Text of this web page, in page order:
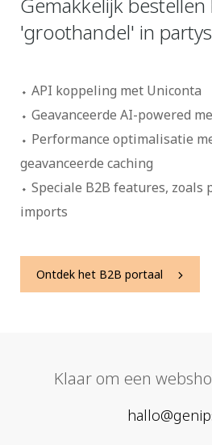
'groothandel' in
API koppeling met Uniconta
Geavanceerde AI-powered
Performance optimalisatie
geavanceerde caching
Speciale B2B features, zoals
imports
Ontdek het B2B portaal
Klaar om een